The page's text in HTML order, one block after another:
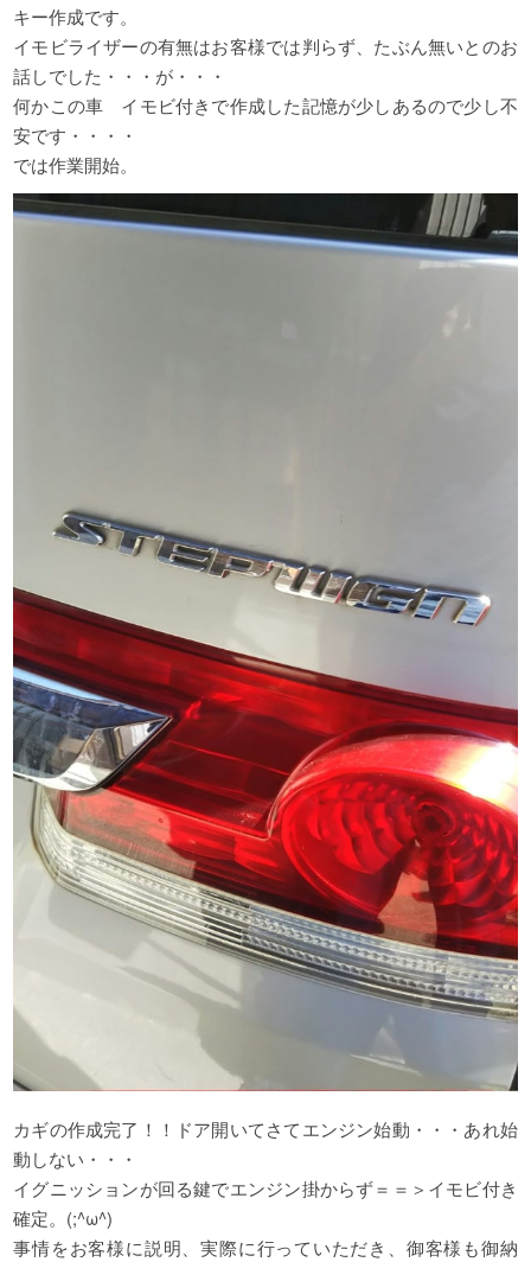
キー作成です。
イモビライザーの有無はお客様では判らず、たぶん無いとのお
話しでした・・・が・・・
何かこの車 イモビ付きで作成した記憶が少しあるので少し不
安です・・・・
では作業開始。
カギの作成完了！！ドア開いてさてエンジン始動・・・あれ始
動しない・・・
イグニッションが回る鍵でエンジン掛からず＝＝＞イモビ付き
確定。(;^ω^)
事情をお客様に説明、実際に行っていただき、御客様も御納